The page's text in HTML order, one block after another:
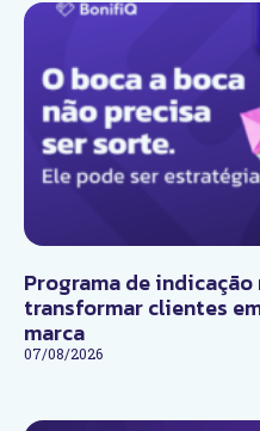
Programa de
transformar clientes
marca
07/08/2026